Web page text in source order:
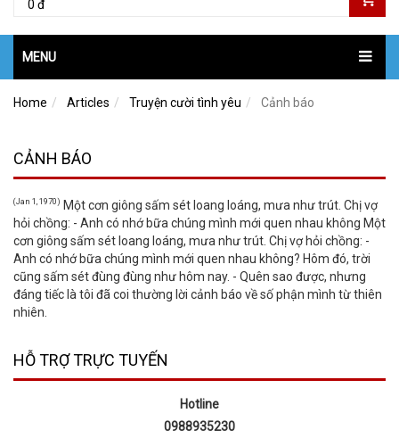
0 đ
MENU
Home Articles Truyện cười tình yêu Cảnh báo
CẢNH BÁO
(Jan 1, 1970) Một cơn giông sấm sét loang loáng, mưa như trút. Chị vợ
hỏi chồng: - Anh có nhớ bữa chúng mình mới quen nhau không Một
cơn giông sấm sét loang loáng, mưa như trút. Chị vợ hỏi chồng: -
Anh có nhớ bữa chúng mình mới quen nhau không? Hôm đó, trời
cũng sấm sét đùng đùng như hôm nay. - Quên sao được, nhưng
đáng tiếc là tôi đã coi thường lời cảnh báo về số phận mình từ thiên
nhiên.
HỖ TRỢ TRỰC TUYẾN
Hotline
0988935230